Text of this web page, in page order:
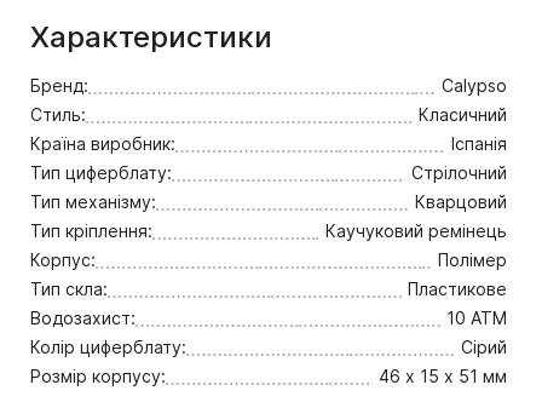
Характеристики
Бренд:
Calypso
Стиль:
Класичний
Країна виробник:
Іспанія
Тип циферблату:
Стрілочний
Тип механізму:
Кварцовий
Тип кріплення:
Каучуковий ремінець
Корпус:
Полімер
Тип скла:
Пластикове
Водозахист:
10 ATM
Колір циферблату:
Сірий
Розмір корпусу:
46 х 15 х 51 мм